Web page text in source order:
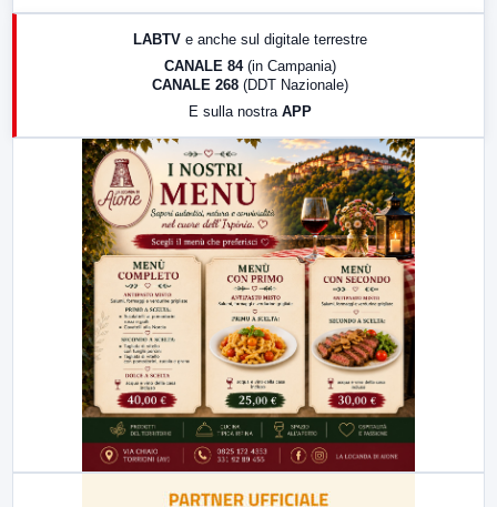
17:00 LabNews (replica)
LabNews (replica)
LABTV e anche sul digitale terrestre
CANALE 84 (in Campania)
CANALE 268 (DDT Nazionale)
E sulla nostra APP